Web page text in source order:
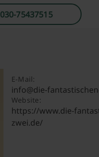
030-75437515
E-Mail:
info@die-
Website:
https://www.die-
zwei.de/